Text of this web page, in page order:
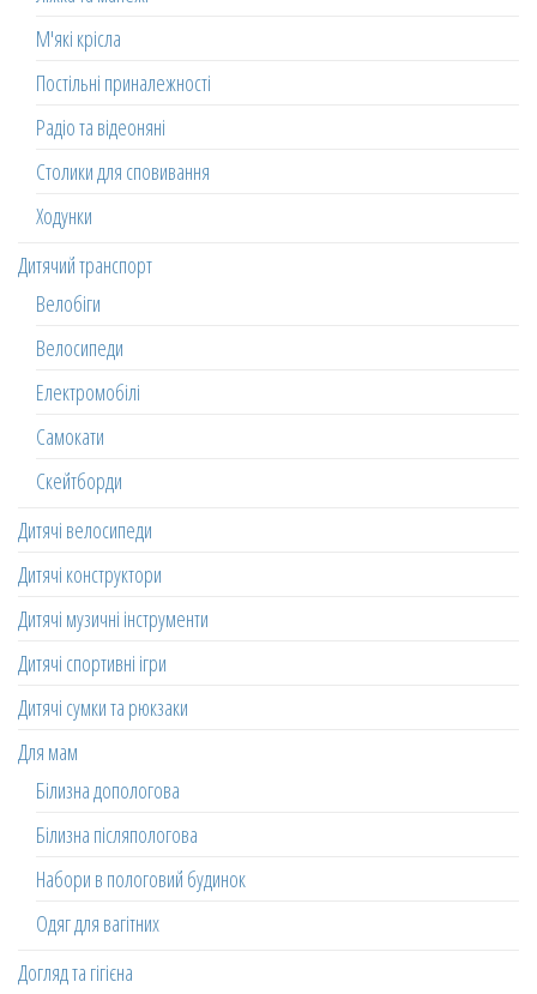
М'які крісла
Постільні приналежності
Радіо та відеоняні
Столики для сповивання
Ходунки
Дитячий транспорт
Велобіги
Велосипеди
Електромобілі
Самокати
Скейтборди
Дитячі велосипеди
Дитячі конструктори
Дитячі музичні інструменти
Дитячі спортивні ігри
Дитячі сумки та рюкзаки
Для мам
Білизна допологова
Білизна післяпологова
Набори в пологовий будинок
Одяг для вагітних
Догляд та гігієна